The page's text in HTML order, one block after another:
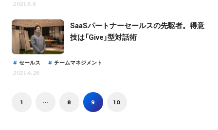
2021.5.6
SaaSパートナーセールスの先駆者。得意
技は「Give」型対話術
セールス
チームマネジメント
2021.4.26
1 … 8 9 10